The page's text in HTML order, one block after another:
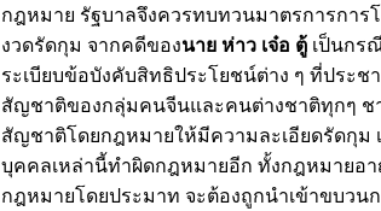
กฎหมาย รัฐบาลจึงควรทบทวนมาตรการกา
งวดรัดกุม จากคดีของนาย ห่าว เจ๋อ ตู้เป็นกรณี
ระเบียบข้อบังคับสิทธิประโยชน์ต่าง ๆ ที่ประช
สัญชาติของกลุ่มคนจีนและคนต่างชาติทุกๆ ช
สัญชาติโดยกฎหมายให้มีความละเอียดรัดกุม
บุคคลเหล่านี้ทำผิดกฎหมายอีก ทั้งกฎหมายอ
กฎหมายโดยประมาท จะต้องถูกนำเข้าขบว